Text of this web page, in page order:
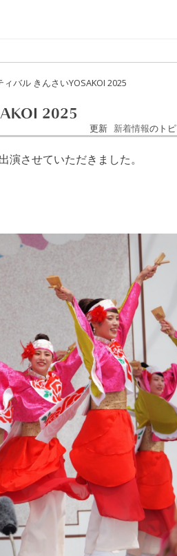
バル きんさいYOSAKOI 2025
2025
更新 新着情報のト
させていただきました。